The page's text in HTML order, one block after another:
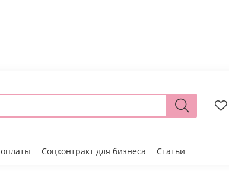
Соцконтракт для бизнеса Статьи